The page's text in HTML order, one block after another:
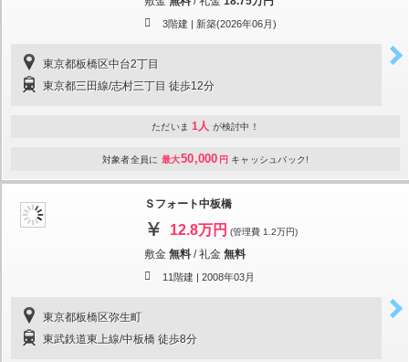
3階建 | 新築(2026年06月)
東京都板橋区中台2丁目
東京都三田線/志村三丁目 徒歩12分
ただいま 1人 が検討中！
対象者全員に 最大50,000 円 キャッシュバック!
Ｓフォート中板橋
12.8万円 (管理費 1.2万円)
敷金 無料 /礼金 無料
11階建 | 2008年03月
東京都板橋区弥生町
東武鉄道東上線/中板橋 徒歩8分